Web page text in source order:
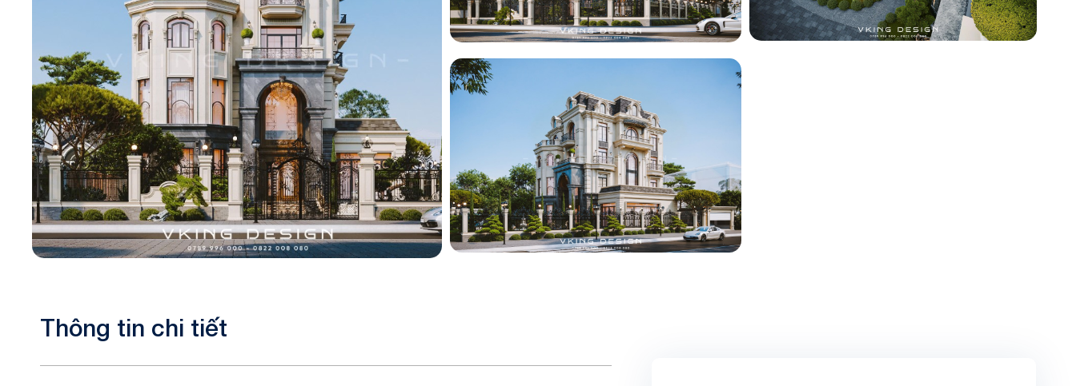
Biệt thự 3 tầng
Biệt thự 4 tầng
Thông tin chi tiết